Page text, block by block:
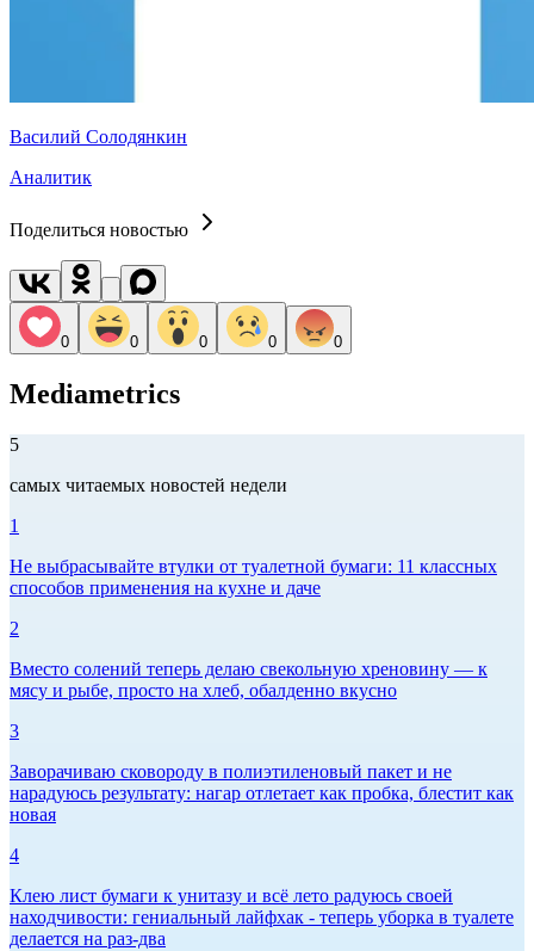
Василий Солодянкин
Аналитик
Поделиться новостью
0 0 0 0 0
Mediametrics
5
самых читаемых новостей недели
1
Не выбрасывайте втулки от туалетной бумаги: 11 классных
способов применения на кухне и даче
2
Вместо солений теперь делаю свекольную хреновину — к
мясу и рыбе, просто на хлеб, обалденно вкусно
3
Заворачиваю сковороду в полиэтиленовый пакет и не
нарадуюсь результату: нагар отлетает как пробка, блестит как
новая
4
Клею лист бумаги к унитазу и всё лето радуюсь своей
находчивости: гениальный лайфхак - теперь уборка в туалете
делается на раз-два